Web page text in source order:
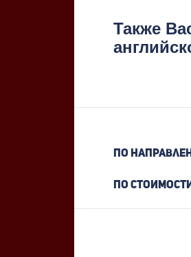
Также
По
По стоимости